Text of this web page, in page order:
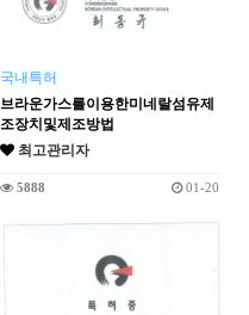
국내특허
브라운가스를이용한미네랄섬유제
조장치및제조방법
최고관리자
5888 01-20